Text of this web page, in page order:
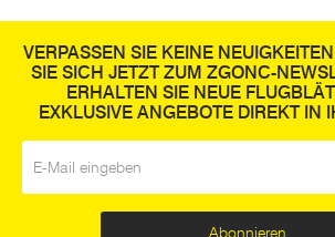
VERPASSEN SIE KEINE
SIE SICH JETZT ZUM ZGONC-
ERHALTEN SIE NEUE
EXKLUSIVE ANGEBOTE DIREKT IN
Abonnieren